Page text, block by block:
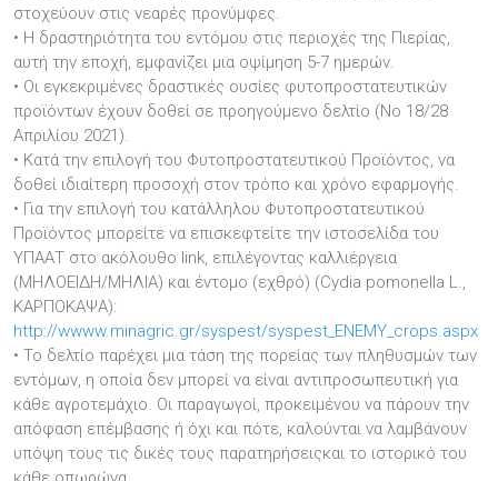
στοχεύουν στις νεαρές προνύμφες.
• Η δραστηριότητα του εντόμου στις περιοχές της Πιερίας,
αυτή την εποχή, εμφανίζει μια οψίμηση 5-7 ημερών.
• Οι εγκεκριμένες δραστικές ουσίες φυτοπροστατευτικών
προϊόντων έχουν δοθεί σε προηγούμενο δελτίο (No 18/28
Απριλίου 2021).
• Κατά την επιλογή του Φυτοπροστατευτικού Προϊόντος, να
δοθεί ιδιαίτερη προσοχή στον τρόπο και χρόνο εφαρμογής.
• Για την επιλογή του κατάλληλου Φυτοπροστατευτικού
Προϊόντος μπορείτε να επισκεφτείτε την ιστοσελίδα του
ΥΠΑΑΤ στο ακόλουθο link, επιλέγοντας καλλιέργεια
(ΜΗΛΟΕΙΔΗ/ΜΗΛΙΑ) και έντομο (εχθρό) (Cydia pomonella L.,
ΚΑΡΠΟΚΑΨΑ):
http://wwww.minagric.gr/syspest/syspest_ENEMY_crops.aspx
• Το δελτίο παρέχει μια τάση της πορείας των πληθυσμών των
εντόμων, η οποία δεν μπορεί να είναι αντιπροσωπευτική για
κάθε αγροτεμάχιο. Οι παραγωγοί, προκειμένου να πάρουν την
απόφαση επέμβασης ή όχι και πότε, καλούνται να λαμβάνουν
υπόψη τους τις δικές τους παρατηρήσειςκαι το ιστορικό του